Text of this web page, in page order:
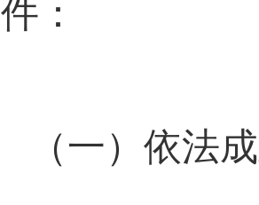
件：
（一）依法